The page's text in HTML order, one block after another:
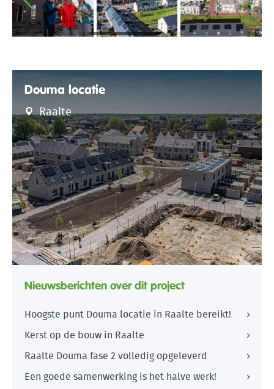
Douma locatie
Raalte
Nieuwsberichten over dit project
Hoogste punt Douma locatie in Raalte bereikt!
Kerst op de bouw in Raalte
Raalte Douma fase 2 volledig opgeleverd
Een goede samenwerking is het halve werk!